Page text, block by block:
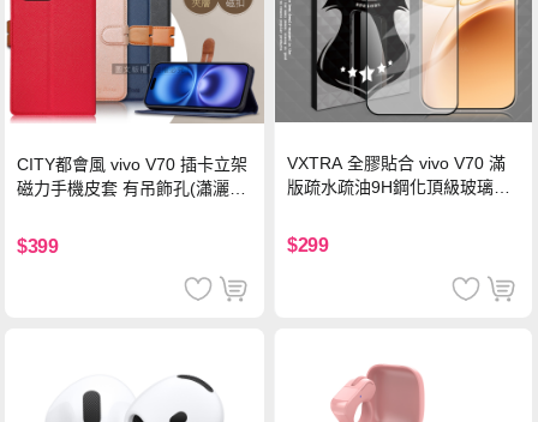
CITY都會風 vivo V70 插卡立架
磁力手機皮套 有吊飾孔(瀟灑
$399
VXTRA 全膠貼合 vivo V70 滿
版疏水疏油9H鋼化頂級玻璃貼
$299